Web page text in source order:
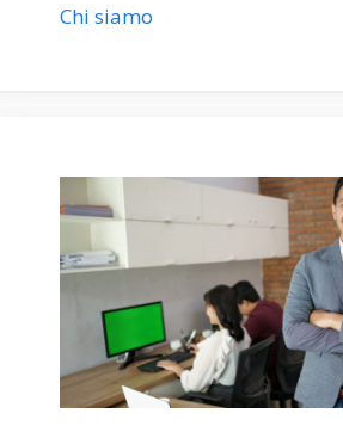
Chi siamo